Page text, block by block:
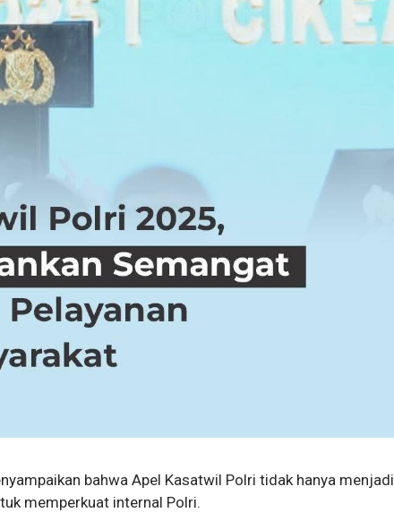
bahwa Apel Kasatwil Polri tidak hanya menjadi
memperkuat internal Polri.